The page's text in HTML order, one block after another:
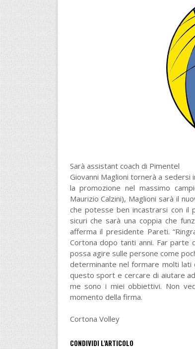
Sarà assistant coach di Pimentel
Giovanni Maglioni tornerà a sedersi
la promozione nel massimo
Maurizio Calzini), Maglioni sarà il
che potesse ben incastrarsi con il
sicuri che sarà una coppia che
afferma il presidente Pareti.
Cortona dopo tanti anni. Far
possa agire sulle persone come
determinante nel formare molti
questo sport e cercare di aiutare
me sono i miei obbiettivi. Non
momento della firma.
Cortona Volley
CONDIVIDI L'ARTICOLO